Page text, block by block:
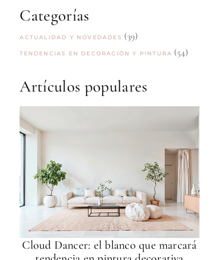
Categorías
ACTUALIDAD Y NOVEDADES (39)
TENDENCIAS EN DECORACIÓN Y PINTURA (54)
Artículos populares
Cloud Dancer: el blanco que marcará